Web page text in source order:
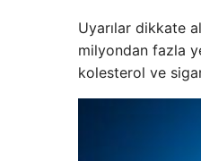
Uyarılar dikkate
milyondan fazla
kolesterol ve